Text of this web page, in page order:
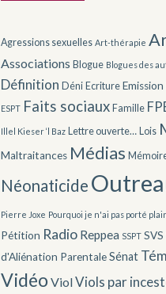
Agressions sexuelles Art-thérapie
Associations Blogue Blogues des
Définition Déni Ecriture Emission
ESPT Faits sociaux Famille
Illel Kieser ‘l Baz Lettre ouverte… Lois
Maltraitances Médias
Néonaticide
Pierre Joxe Pourquoi je n'ai pas porté
Pétition Radio Reppea SSPT SVS
d'Aliénation ParentaleSénat
Vidéo ViolViols par